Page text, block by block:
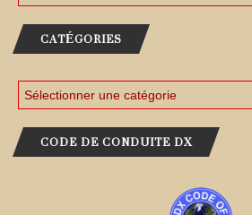
CATÉGORIES
CODE DE CONDUITE DX